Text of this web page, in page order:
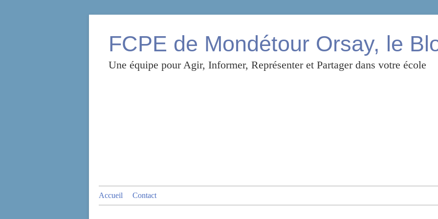
FCPE de Mondétour Orsay, le
Une équipe pour Agir, Informer, Représenter et Partager dans votre école
Accueil Contact